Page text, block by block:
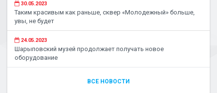
30.05.2023
Таким красивым как раньше, сквер «Молодежный» больше,
увы, не будет
24.05.2023
Шарыповский музей продолжает получать новое
оборудование
ВСЕ НОВОСТИ